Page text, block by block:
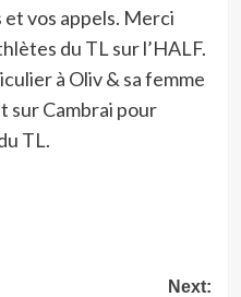
vos appels. Merci
du TL sur l’HALF.
à Oliv & sa femme
sur Cambrai pour
TL.
Next: